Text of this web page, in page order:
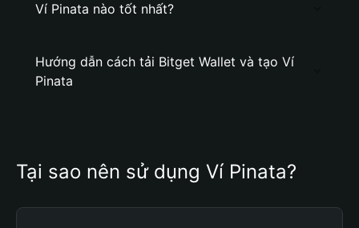
Ví Pinata nào tốt nhất?
Hướng dẫn cách tải Bitget Wallet và tạo Ví
Pinata
Tại sao nên sử dụng Ví Pinata?